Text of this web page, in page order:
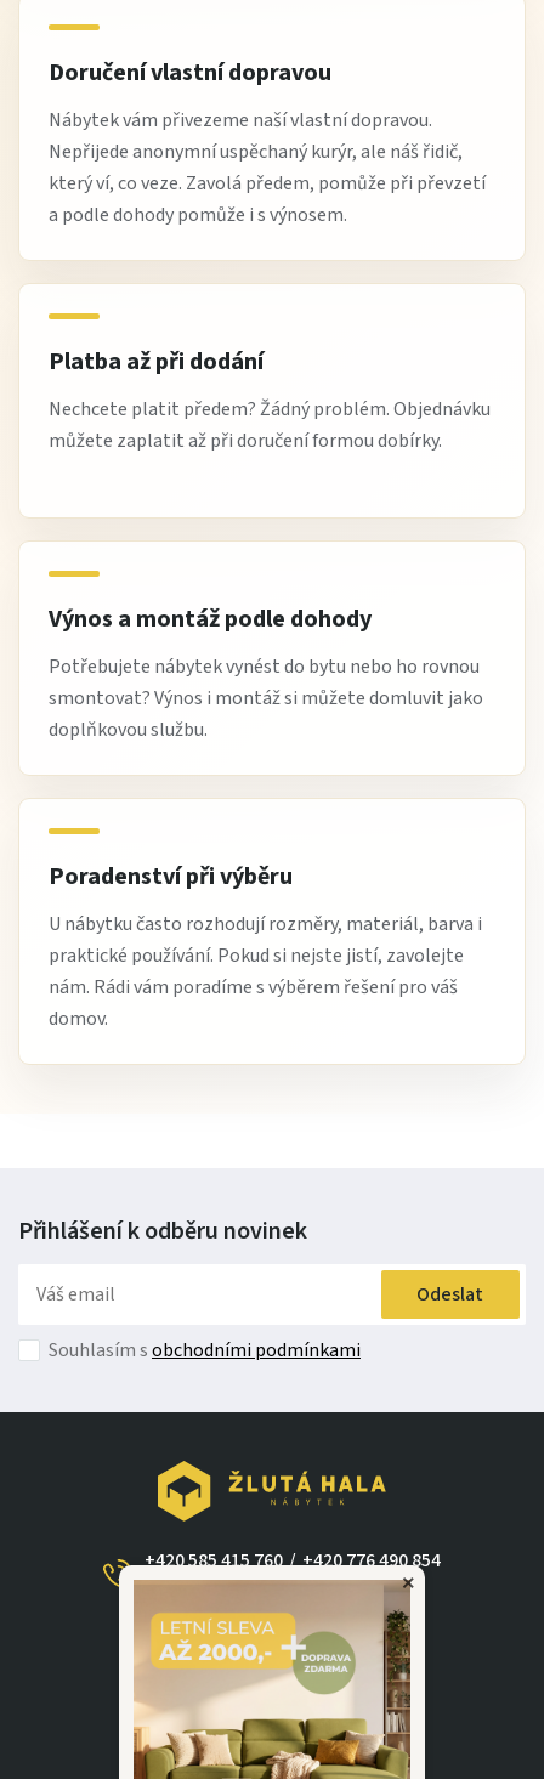
Doručení vlastní dopravou
Nábytek vám přivezeme naší vlastní dopravou.
Nepřijede anonymní uspěchaný kurýr, ale náš řidič,
který ví, co veze. Zavolá předem, pomůže při převzetí
a podle dohody pomůže i s výnosem.
Platba až při dodání
Nechcete platit předem? Žádný problém. Objednávku
můžete zaplatit až při doručení formou dobírky.
Výnos a montáž podle dohody
Potřebujete nábytek vynést do bytu nebo ho rovnou
smontovat? Výnos i montáž si můžete domluvit jako
doplňkovou službu.
Poradenství při výběru
U nábytku často rozhodují rozměry, materiál, barva i
praktické používání. Pokud si nejste jistí, zavolejte
nám. Rádi vám poradíme s výběrem řešení pro váš
domov.
Přihlášení k odběru novinek
Odeslat
Souhlasím sobchodními podmínkami
+420 585 415 760 / +420 776 490 854
dotazy@zlutahala.cz
×